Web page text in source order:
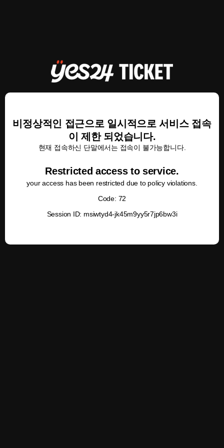
비정상적인 접근으로 일시적으로 서비스 접속
이 제한 되었습니다.
현재 접속하신 단말에서는 접속이 불가능합니다.
Restricted access to service.
your access has been restricted due to policy violations.
Code: 72
Session ID: msiwtyd4-jk45m9yy5r7jp6bw3i